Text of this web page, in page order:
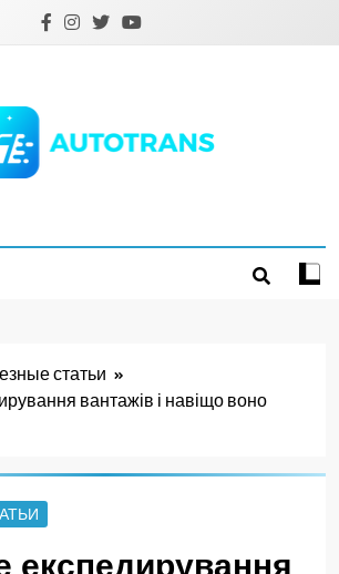
статьи
вантажів і навіщо воно
експедирування